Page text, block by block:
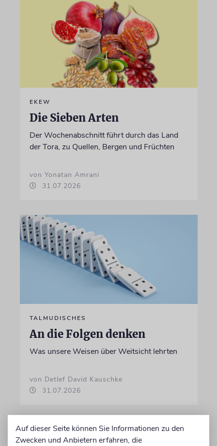
EKEW
Die Sieben Arten
Der Wochenabschnitt führt durch das Land
der Tora, zu Quellen, Bergen und Früchten
von Yonatan Amrani
31.07.2026
TALMUDISCHES
An die Folgen denken
Was unsere Weisen über Weitsicht lehrten
von Detlef David Kauschke
31.07.2026
Auf dieser Seite können Sie Informationen zu den
Zwecken und Anbietern erfahren, die